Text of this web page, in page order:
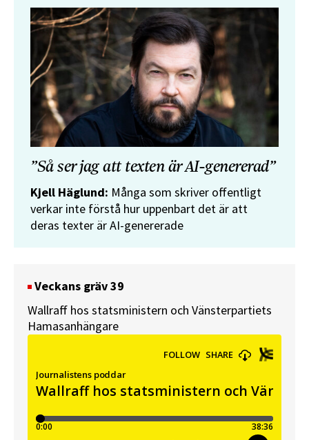
”Så ser jag att texten är AI-genererad”
Kjell Häglund: Många som skriver offentligt
verkar inte förstå hur uppenbart det är att
deras texter är AI-genererade
Veckans gräv 39
Wallraff hos statsministern och Vänsterpartiets
Hamasanhängare